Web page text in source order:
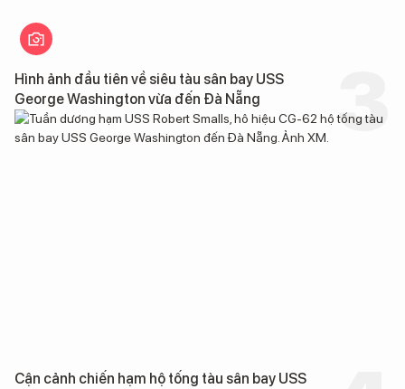
Hình ảnh đầu tiên về siêu tàu sân bay USS
George Washington vừa đến Đà Nẵng
Cận cảnh chiến hạm hộ tống tàu sân bay USS